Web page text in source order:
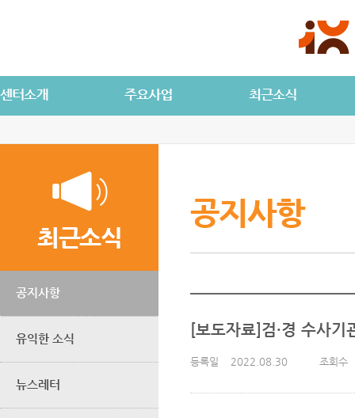
최근소식
공지사항
유익한 소식
뉴스레터
공지사항
[보도자료]검·경 수사
등록일 2022.08.30 조회수